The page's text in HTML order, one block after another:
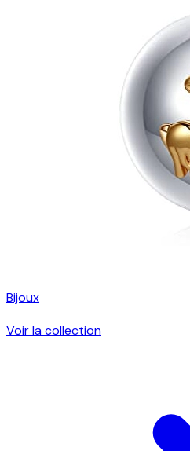
Bijoux
Voir la collection